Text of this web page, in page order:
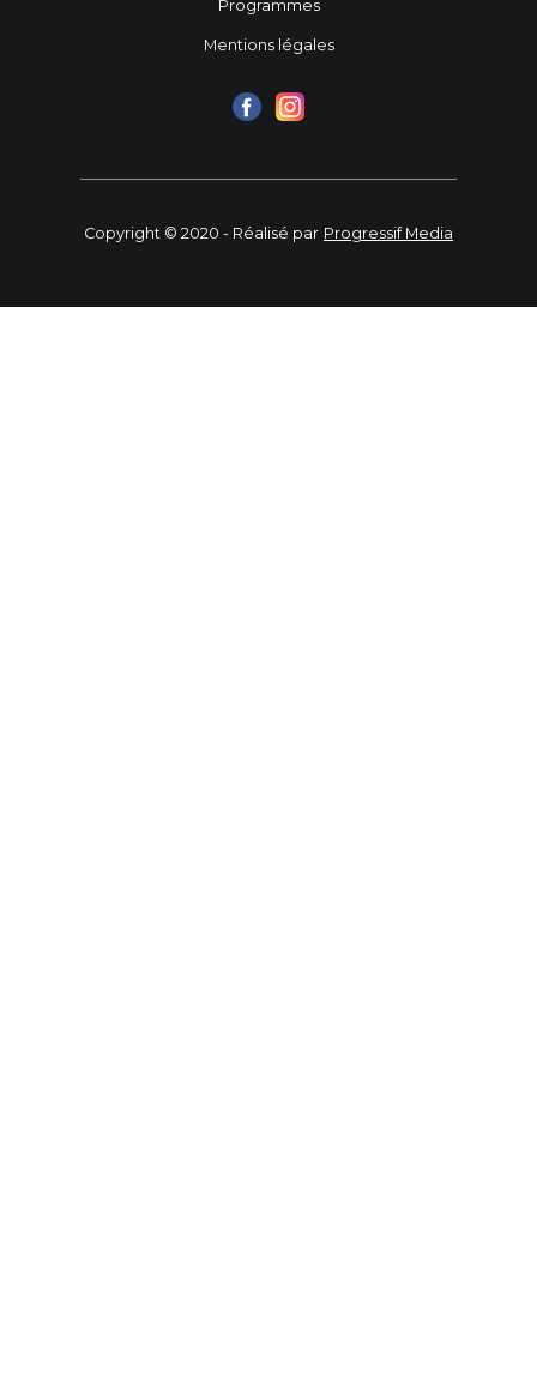
Programmes
Mentions légales
Copyright © 2020 - Réalisé par Progressif Media